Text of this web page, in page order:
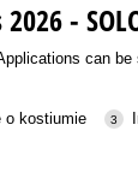
-
can
o kostiumie